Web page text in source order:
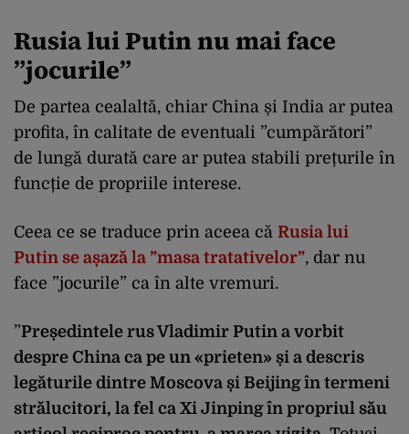
Rusia lui Putin nu mai face
”jocurile”
De partea cealaltă, chiar China și India ar putea
profita, în calitate de eventuali ”cumpărători”
de lungă durată care ar putea stabili prețurile în
funcție de propriile interese.
Ceea ce se traduce prin aceea că Rusia lui
Putin se așază la ”masa tratativelor”, dar nu
face ”jocurile” ca în alte vremuri.
”Președintele rus Vladimir Putin a vorbit
despre China ca pe un «prieten» și a descris
legăturile dintre Moscova și Beijing în termeni
strălucitori, la fel ca Xi Jinping în propriul său